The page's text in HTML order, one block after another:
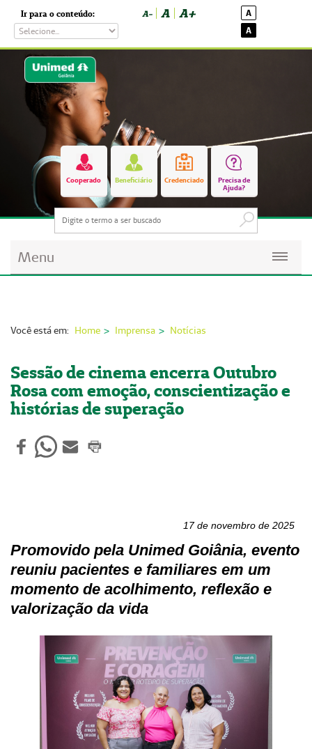
Ir para o conteúdo: A- A A+
A
A
Cooperado Beneficiário Credenciado
Precisa de
Ajuda?
Menu
Imprensa
Institucional
Fale Conosco
Você está em: Home Imprensa Notícias
Sessão de cinema encerra Outubro
Rosa com emoção, conscientização e
histórias de superação
17 de novembro de 2025
Promovido pela Unimed Goiânia, evento
reuniu pacientes e familiares em um
momento de acolhimento, reflexão e
valorização da vida